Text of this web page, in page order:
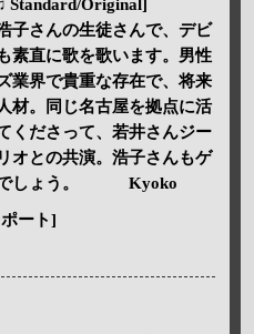
Standard/Original]
子さんの生徒さんで、デビ
素直に歌を歌います。男性
業界で貴重な存在で、将来
材。同じ名古屋を拠点に活
くださって、若井さんジー
オとの共演。浩子さんもゲ
でしょう。 Kyoko
ート]